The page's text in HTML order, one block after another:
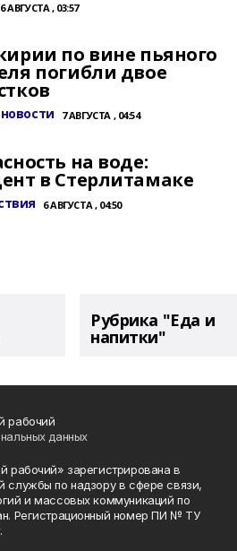
6 АВГУСТА , 03:57
по вине пьяного
погибли двое
7 АВГУСТА , 04:54
на воде:
в Стерлитамаке
6 АВГУСТА , 04:50
Рубрика "Еда и
напитки"
рабочий
данных
рабочий» зарегистрирована в
службы по надзору в сфере связи,
и массовых коммуникаций по
Регистрационный номер ПИ № ТУ